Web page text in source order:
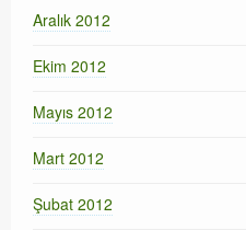
Aralık 2012
Ekim 2012
Mayıs 2012
Mart 2012
Şubat 2012